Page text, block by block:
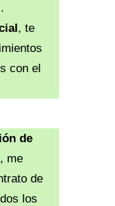
, te
con el
de
, me
de
los